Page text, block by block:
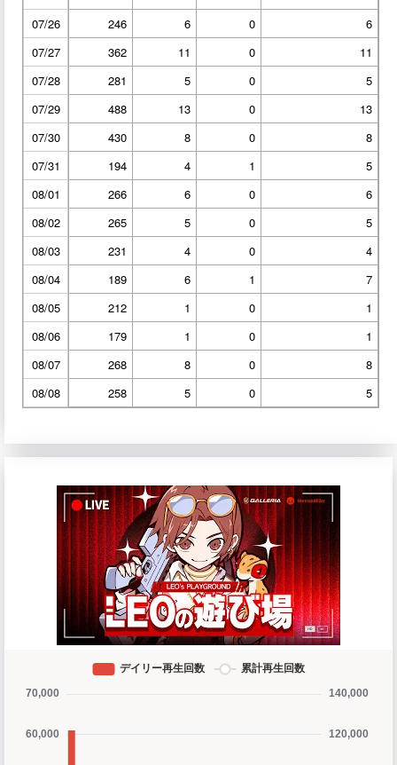
07/26
246 6 0
6
07/27
362 11 0
11
07/28
281 5 0
5
07/29
488 13 0
13
07/30
430 8 0
8
07/31
194 4 1
5
08/01
266 6 0
6
08/02
265 5 0
5
08/03
231 4 0
4
08/04
189 6 1
7
08/05
212 1 0
1
08/06
179 1 0
1
08/07
268 8 0
8
08/08
258 5 0 5